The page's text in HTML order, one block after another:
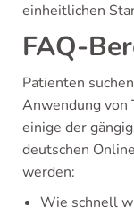
einheitlichen
FAQ-
Patienten
Anwendung von
einige der
deutschen
werden:
Wie schnell